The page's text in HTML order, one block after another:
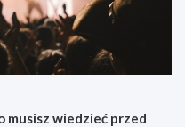
musisz wiedzieć przed